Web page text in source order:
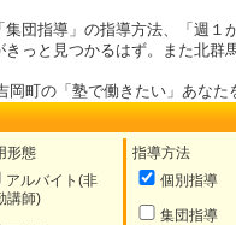
団指導」の指導方法、「週１
っと見つかるはず。また北群
町の「塾で働きたい」あなた
形態
アルバイト(非
講師)
指導方法
個別指導
集団指導